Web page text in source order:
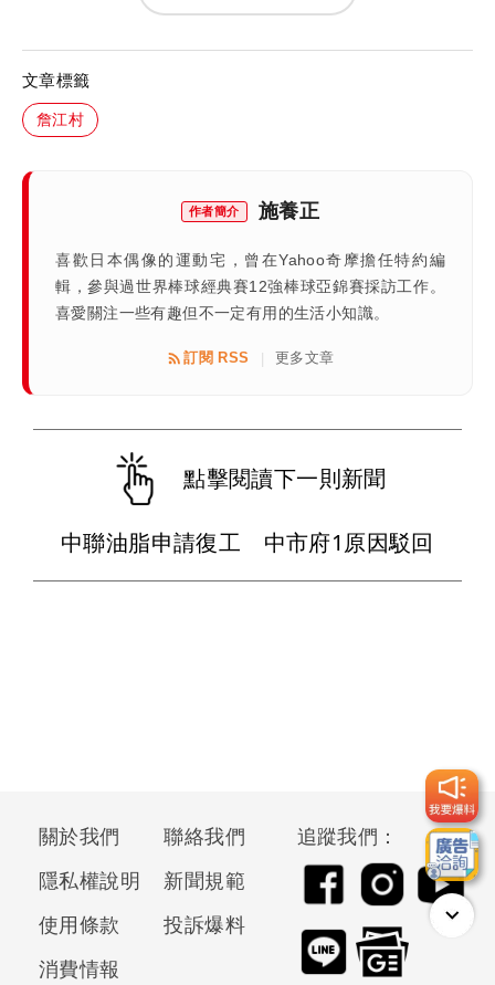
文章標籤
詹江村
作者簡介 施養正
喜歡日本偶像的運動宅，曾在Yahoo奇摩擔任特約編
輯，參與過世界棒球經典賽12強棒球亞錦賽採訪工作。
喜愛關注一些有趣但不一定有用的生活小知識。
訂閱 RSS | 更多文章
點擊閱讀下一則新聞
中聯油脂申請復工 中市府1原因駁回
關於我們
聯絡我們
隱私權說明
新聞規範
使用條款
投訴爆料
消費情報
追蹤我們：